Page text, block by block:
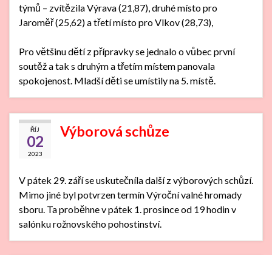
týmů – zvítězila Výrava (21,87), druhé místo pro
Jaroměř (25,62) a třetí místo pro Vlkov (28,73),
Pro většinu dětí z přípravky se jednalo o vůbec první
soutěž a tak s druhým a třetím místem panovala
spokojenost. Mladší děti se umístily na 5. místě.
ŘÍJ
02
2023
Výborová schůze
V pátek 29. září se uskutečníla další z výborových schůzí.
Mimo jiné byl potvrzen termín Výroční valné hromady
sboru. Ta proběhne v pátek 1. prosince od 19 hodin v
salónku rožnovského pohostinství.